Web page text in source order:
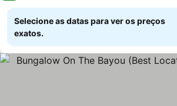
Selecione as datas para ver os preços
exatos.